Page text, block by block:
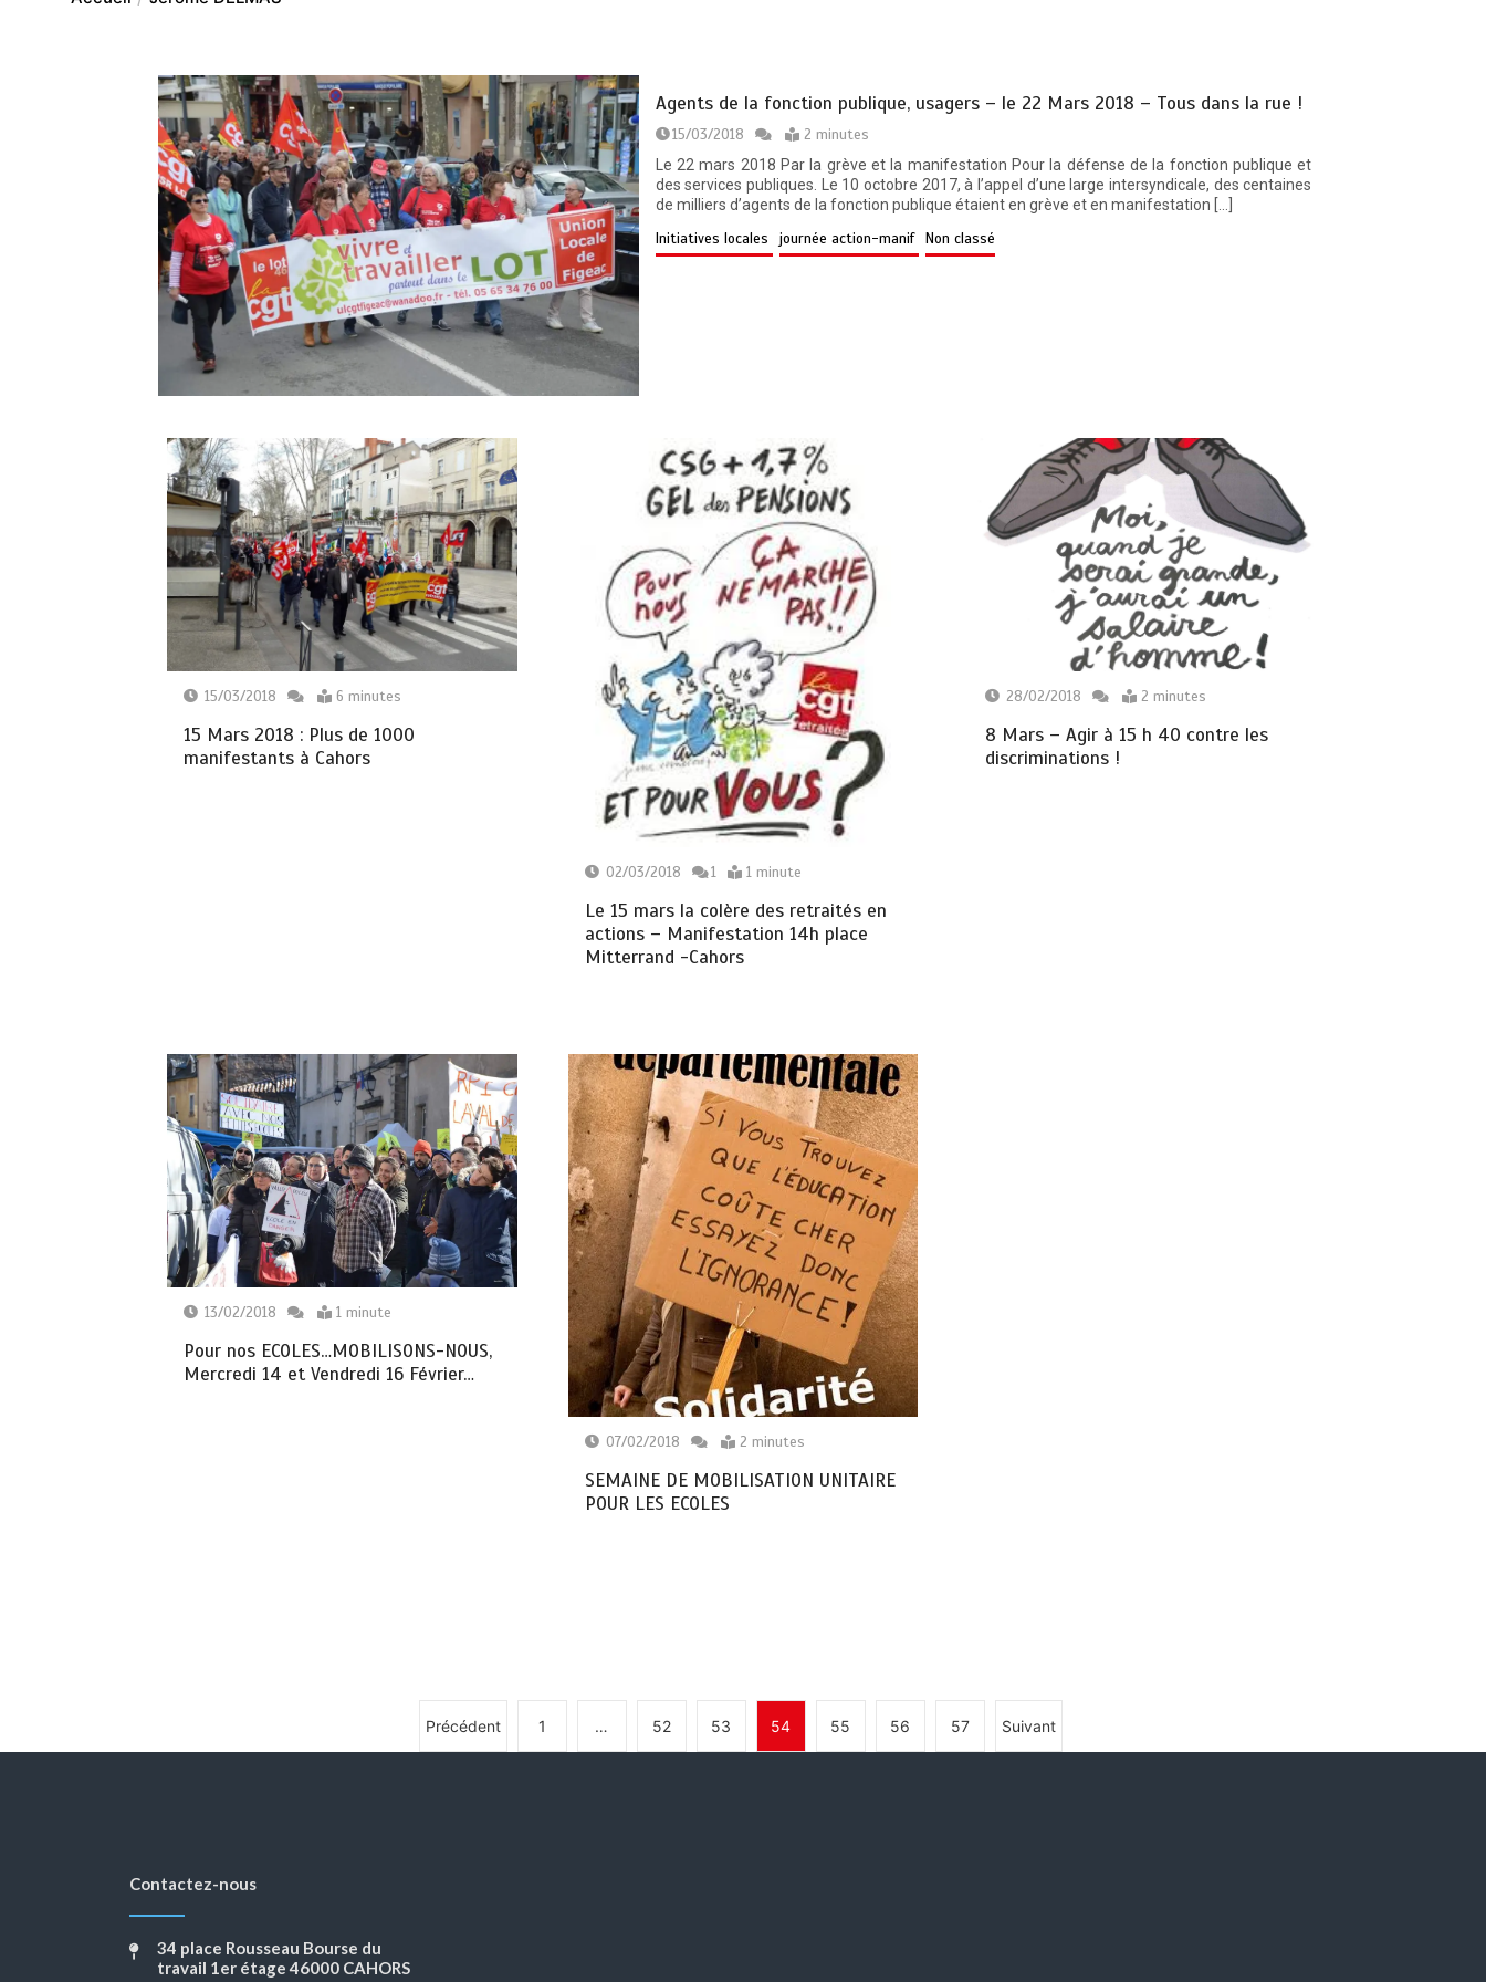
Agents de la fonction publique, usagers – le 22 Mars 2018 – Tous dans la rue !
15/03/2018
2 minutes
Le 22 mars 2018 Par la grève et la manifestation Pour la défense de la fonction publique et
des services publiques. Le 10 octobre 2017, à l’appel d’une large intersyndicale, des centaines
de milliers d’agents de la fonction publique étaient en grève et en manifestation […]
Initiatives locales
journée action-manif Non classé
15/03/2018 6 minutes
15 Mars 2018 : Plus de 1000
manifestants à Cahors
02/03/2018 1 1 minute
Le 15 mars la colère des retraités en
actions – Manifestation 14h place
Mitterrand -Cahors
28/02/2018 2 minutes
8 Mars – Agir à 15 h 40 contre les
discriminations !
13/02/2018 1 minute
Pour nos ECOLES…MOBILISONS-NOUS,
Mercredi 14 et Vendredi 16 Février…
07/02/2018 2 minutes
SEMAINE DE MOBILISATION UNITAIRE
POUR LES ECOLES
Précédent 1 … 52 53 54 55 56 57 Suivant
Contactez-nous
34 place Rousseau Bourse du
travail 1er étage 46000 CAHORS